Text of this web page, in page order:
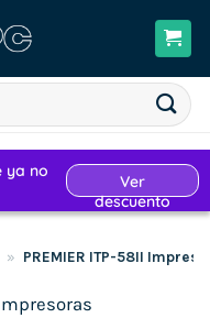
» PREMIER ITP-58II